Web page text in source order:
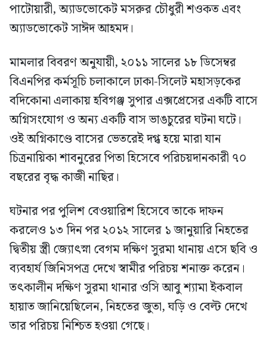
পাটোয়ারী, অ্যাডভোকেট মসরুর চৌধুরী শওকত এবং
অ্যাডভোকেট সাঈদ আহমদ।
মামলার বিবরণ অনুযায়ী, ২০১১ সালের ১৮ ডিসেম্বর
বিএনপির কর্মসূচি চলাকালে ঢাকা-সিলেট মহাসড়কের
বদিকোনা এলাকায় হবিগঞ্জ সুপার এক্সপ্রেসের একটি বাসে
অগ্নিসংযোগ ও অন্য একটি বাস ভাঙচুরের ঘটনা ঘটে।
ওই অগ্নিকাণ্ডে বাসের ভেতরেই দগ্ধ হয়ে মারা যান
চিত্রনায়িকা শাবনুরের পিতা হিসেবে পরিচয়দানকারী ৭০
বছরের বৃদ্ধ কাজী নাছির।
ঘটনার পর পুলিশ বেওয়ারিশ হিসেবে তাকে দাফন
করলেও ১৩ দিন পর ২০১২ সালের ১ জানুয়ারি নিহতের
দ্বিতীয় স্ত্রী জ্যোৎস্না বেগম দক্ষিণ সুরমা থানায় এসে ছবি ও
ব্যবহার্য জিনিসপত্র দেখে স্বামীর পরিচয় শনাক্ত করেন।
তৎকালীন দক্ষিণ সুরমা থানার ওসি আবু শ্যামা ইকবাল
হায়াত জানিয়েছিলেন, নিহতের জুতা, ঘড়ি ও বেল্ট দেখে
তার পরিচয় নিশ্চিত হওয়া গেছে।